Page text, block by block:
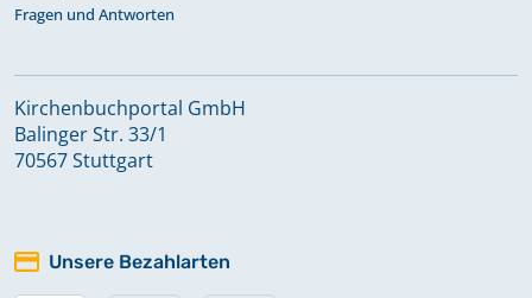
Fragen und Antworten
Kirchenbuchportal GmbH
Balinger Str. 33/1
70567 Stuttgart
Unsere Bezahlarten